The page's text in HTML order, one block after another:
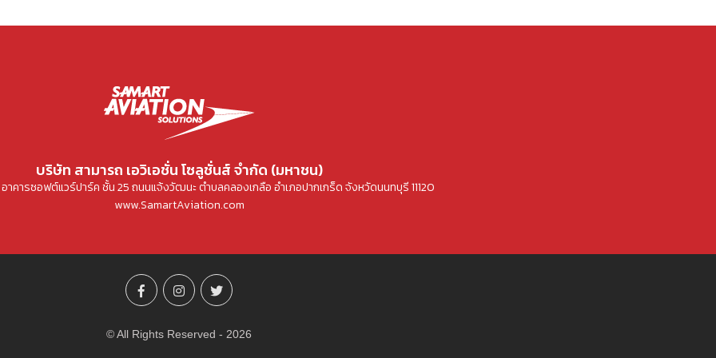
บริษัท สามารถ เอวิเอชั่น โซลูชั่นส์ จำกัด (มหาชน)
าคารซอฟต์แวร์ปาร์ค ชั้น 25 ถนนแจ้งวัฒนะ ตำบลคลองเกลือ อำเภอปากเกร็ด จังหวัดนนทบุรี 11120
www.SamartAviation.com
© All Rights Reserved - 2026